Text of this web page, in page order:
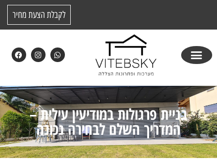
לקבלת הצעת מחיר
בניית פרגולות במודיעין עילית –
המדריך השלם לבחירה נכונה